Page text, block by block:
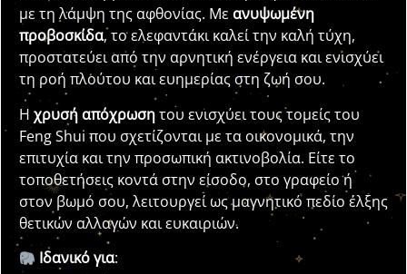
με τη λάμψη της αφθονίας. Με ανυψωμένη
προβοσκίδα, το ελεφαντάκι καλεί την καλή τύχη,
προστατεύει από την αρνητική ενέργεια και ενισχύει
τη ροή πλούτου και ευημερίας στη ζωή σου.
Η χρυσή απόχρωσητου ενισχύει τους τομείς του
Feng Shui που σχετίζονται με τα οικονομικά, την
επιτυχία και την προσωπική ακτινοβολία. Είτε το
τοποθετήσεις κοντά στην είσοδο, στο γραφείο ή
στον βωμό σου, λειτουργεί ως μαγνητικό πεδίο έλξης
θετικών αλλαγών και ευκαιριών.
Ιδανικό για: